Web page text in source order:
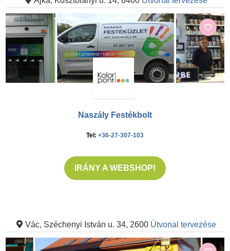
Naszály Festékbolt
Tel: +36-27-307-103
IRÁNY A WEBSHOP!
Vác, Széchenyi István u. 34, 2600 Útvonal tervezése